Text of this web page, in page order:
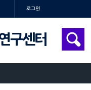
로그인
구센터